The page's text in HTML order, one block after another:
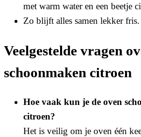
met warm water en een beetje
Zo blijft alles samen lekker fris.
Veelgestelde vragen
schoonmaken citroen
Hoe vaak kun je de oven
citroen?
Het is veilig om je oven één